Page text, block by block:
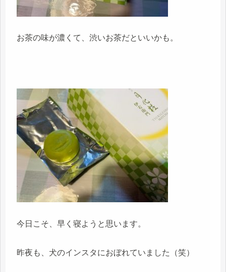
お茶の味が濃くて、渋いお茶だといいかも。
今日こそ、早く寝ようと思います。
昨夜も、犬のインスタにおぼれていました（笑）